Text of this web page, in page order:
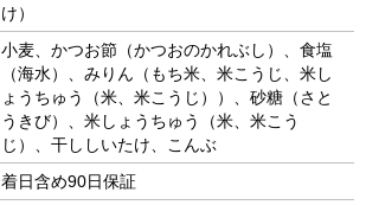
け）
小麦、かつお節（かつおのかれぶし）、食塩
（海水）、みりん（もち米、米こうじ、米し
ょうちゅう（米、米こうじ））、砂糖（さと
うきび）、米しょうちゅう（米、米こう
じ）、干ししいたけ、こんぶ
着日含め90日保証